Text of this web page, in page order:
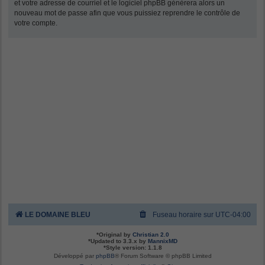
et votre adresse de courriel et le logiciel phpBB générera alors un
nouveau mot de passe afin que vous puissiez reprendre le contrôle de
votre compte.
LE DOMAINE BLEU Fuseau horaire sur UTC-04:00
*Original by Christian 2.0
*Updated to 3.3.x by MannixMD
*Style version: 1.1.8
Développé par phpBB® Forum Software © phpBB Limited